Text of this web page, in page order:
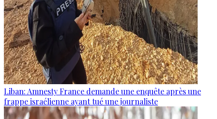
Liban: Amnesty France demande une enquête après une
frappe israélienne ayant tué une journaliste